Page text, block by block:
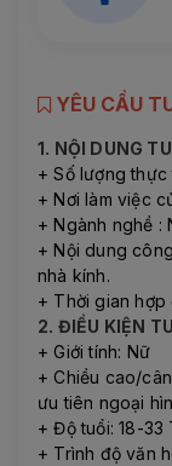
YÊU CẦU
1. NỘI DUNG
+ Số lượng thực
+ Nơi làm việc
+ Ngành nghề :
+ Nội dung
nhà kính.
+ Thời gian hợp
2. ĐIỀU KIỆN
+ Giới tính: Nữ
+ Chiều cao/
ưu tiên ngoại
+ Độ tuổi: 18-33
+ Trình độ văn